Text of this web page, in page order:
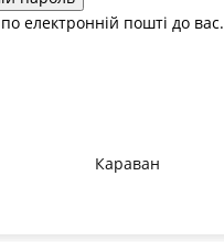
електронній пошті до вас.
Караван